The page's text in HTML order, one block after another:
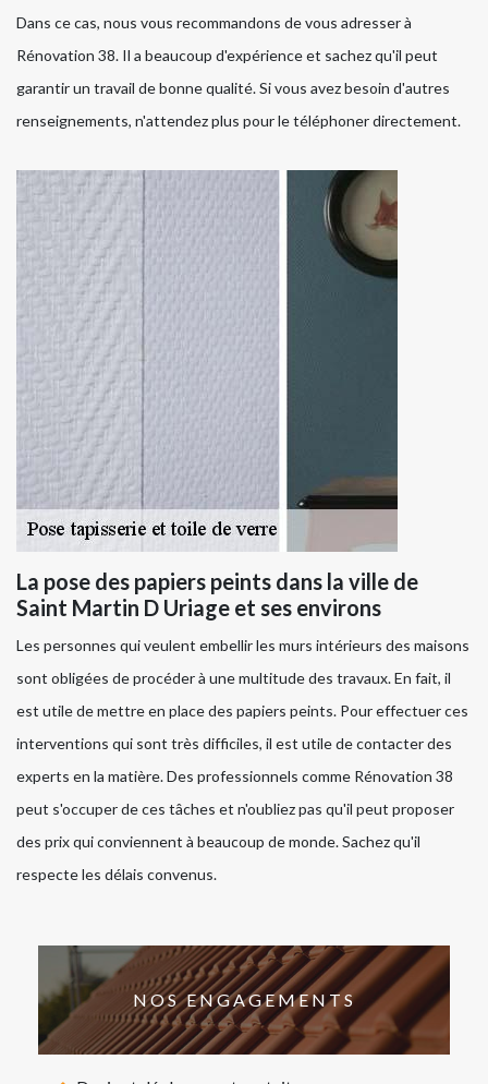
Dans ce cas, nous vous recommandons de vous adresser à
Rénovation 38. Il a beaucoup d'expérience et sachez qu'il peut
garantir un travail de bonne qualité. Si vous avez besoin d'autres
renseignements, n'attendez plus pour le téléphoner directement.
La pose des papiers peints dans la ville de
Saint Martin D Uriage et ses environs
Les personnes qui veulent embellir les murs intérieurs des maisons
sont obligées de procéder à une multitude des travaux. En fait, il
est utile de mettre en place des papiers peints. Pour effectuer ces
interventions qui sont très difficiles, il est utile de contacter des
experts en la matière. Des professionnels comme Rénovation 38
peut s'occuper de ces tâches et n'oubliez pas qu'il peut proposer
des prix qui conviennent à beaucoup de monde. Sachez qu'il
respecte les délais convenus.
NOS ENGAGEMENTS